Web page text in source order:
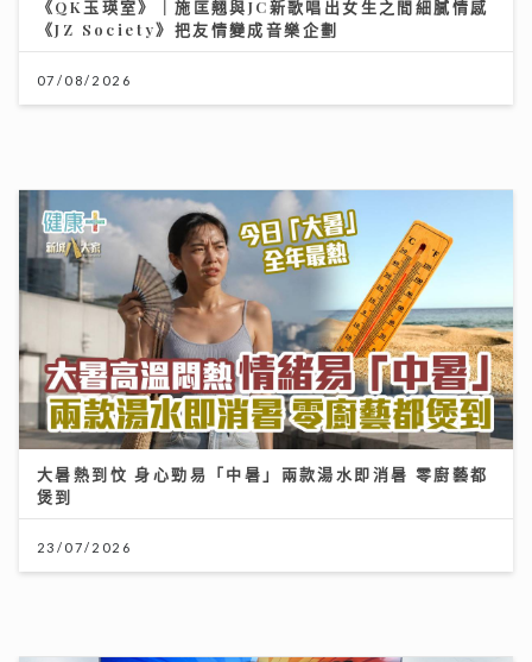
07/08/2026
大暑熱到忟 身心勁易「中暑」兩款湯水即消暑 零廚藝都
煲到
23/07/2026